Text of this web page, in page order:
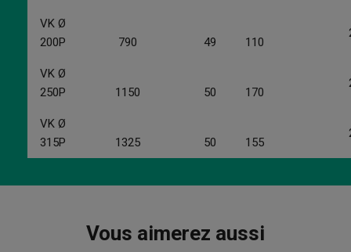
VK Ø
200P
790 49 110
VK Ø
250P
1150 50 170
VK Ø
315P
1325 50 155
Vous aimerez aussi